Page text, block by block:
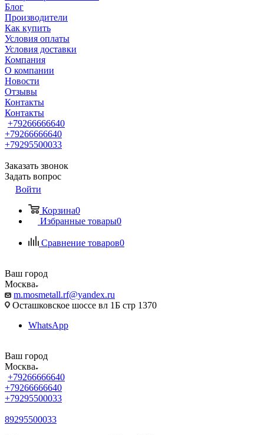
Блог
Производители
Как купить
Условия оплаты
Условия доставки
Компания
О компании
Новости
Отзывы
Контакты
Контакты
+79266666640
+79266666640
+79295500033
Заказать звонок
Задать вопрос
Войти
Корзина0
Избранные товары0
Сравнение товаров0
Ваш город
Москва
m.mosmetall.rf@yandex.ru
Осташковское шоссе вл 1Б стр 1370
WhatsApp
Ваш город
Москва
+79266666640
+79266666640
+79295500033
89295500033